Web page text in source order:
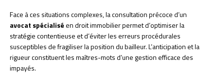
Face à ces situations complexes, la consultation précoce d’un
avocat spécialiséen droit immobilier permet d’optimiser la
stratégie contentieuse et d’éviter les erreurs procédurales
susceptibles de fragiliser la position du bailleur. L’anticipation et la
rigueur constituent les maîtres-mots d’une gestion efficace des
impayés.